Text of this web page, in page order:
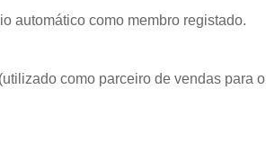
automático como membro registado.
como parceiro de vendas para o